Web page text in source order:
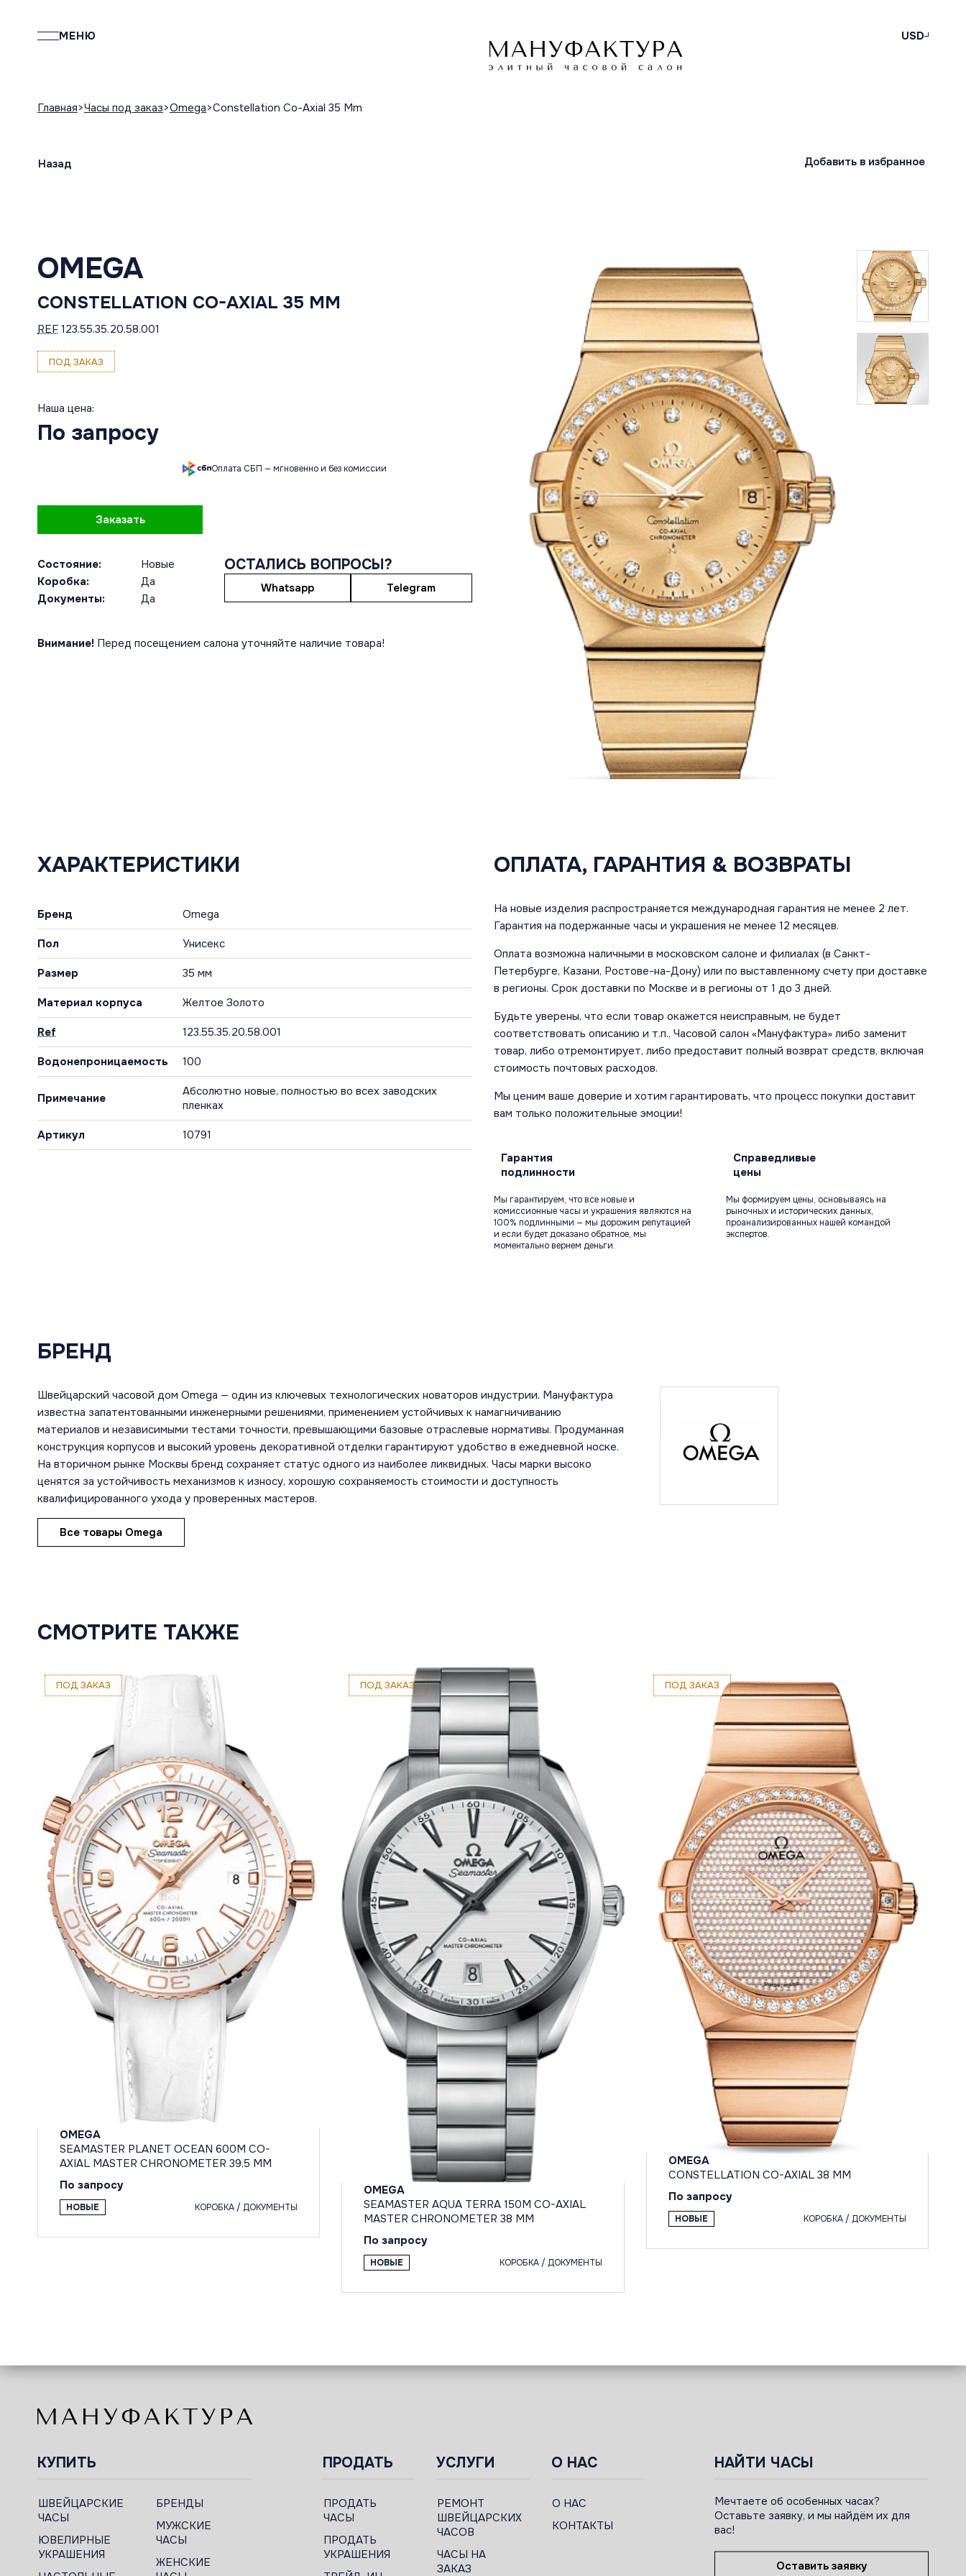
МЕНЮ USD
Главная Часы под заказ Omega Constellation Co-Axial 35 Mm
Назад Добавить в избранное
OMEGA
CONSTELLATION CO-AXIAL 35 MM
REF 123.55.35.20.58.001
ПОД ЗАКАЗ
Наша цена:
По запросу
Оплата СБП — мгновенно и без комиссии
Заказать
Состояние:
Новые
Коробка:
Да
Документы:
Да
ОСТАЛИСЬ ВОПРОСЫ?
Whatsapp Telegram
Внимание! Перед посещением салона уточняйте наличие товара!
ХАРАКТЕРИСТИКИ
Бренд Omega
Пол Унисекс
Размер 35 мм
Материал корпуса Желтое Золото
Ref 123.55.35.20.58.001
Водонепроницаемость 100
Примечание
Абсолютно новые, полностью во всех заводских
пленках
Артикул 10791
ОПЛАТА, ГАРАНТИЯ & ВОЗВРАТЫ
На новые изделия распространяется международная гарантия не менее 2 лет.
Гарантия на подержанные часы и украшения не менее 12 месяцев.
Оплата возможна наличными в московском салоне и филиалах (в Санкт-
Петербурге, Казани, Ростове-на-Дону) или по выставленному счету при доставке
в регионы. Срок доставки по Москве и в регионы от 1 до 3 дней.
Будьте уверены, что если товар окажется неисправным, не будет
соответствовать описанию и т.п., Часовой салон «Мануфактура» либо заменит
товар, либо отремонтирует, либо предоставит полный возврат средств, включая
стоимость почтовых расходов.
Мы ценим ваше доверие и хотим гарантировать, что процесс покупки доставит
вам только положительные эмоции!
Гарантия
подлинности
Мы гарантируем, что все новые и
комиссионные часы и украшения являются на
100% подлинными — мы дорожим репутацией
и если будет доказано обратное, мы
моментально вернем деньги.
Справедливые
цены
Мы формируем цены, основываясь на
рыночных и исторических данных,
проанализированных нашей командой
экспертов.
БРЕНД
Швейцарский часовой дом Omega — один из ключевых технологических новаторов индустрии. Мануфактура
известна запатентованными инженерными решениями, применением устойчивых к намагничиванию
материалов и независимыми тестами точности, превышающими базовые отраслевые нормативы. Продуманная
конструкция корпусов и высокий уровень декоративной отделки гарантируют удобство в ежедневной носке.
На вторичном рынке Москвы бренд сохраняет статус одного из наиболее ликвидных. Часы марки высоко
ценятся за устойчивость механизмов к износу, хорошую сохраняемость стоимости и доступность
квалифицированного ухода у проверенных мастеров.
Все товары Omega
СМОТРИТЕ ТАКЖЕ
ПОД ЗАКАЗ
OMEGA
SEAMASTER PLANET OCEAN 600M CO-
AXIAL MASTER CHRONOMETER 39,5 MM
По запросу
НОВЫЕ КОРОБКА / ДОКУМЕНТЫ
ПОД ЗАКАЗ
OMEGA
SEAMASTER AQUA TERRA 150M CO-AXIAL
MASTER CHRONOMETER 38 MM
По запросу
НОВЫЕ КОРОБКА / ДОКУМЕНТЫ
ПОД ЗАКАЗ
OMEGA
CONSTELLATION CO-AXIAL 38 MM
По запросу
НОВЫЕ КОРОБКА / ДОКУМЕНТЫ
КУПИТЬ
ШВЕЙЦАРСКИЕ
ЧАСЫ
ЮВЕЛИРНЫЕ
УКРАШЕНИЯ
БРЕНДЫ
МУЖСКИЕ
ЧАСЫ
ЖЕНСКИЕ
ПРОДАТЬ
ПРОДАТЬ
ЧАСЫ
ПРОДАТЬ
УКРАШЕНИЯ
УСЛУГИ
РЕМОНТ
ШВЕЙЦАРСКИХ
ЧАСОВ
ЧАСЫ НА
ЗАКАЗ
О НАС
О НАС
КОНТАКТЫ
НАЙТИ ЧАСЫ
Мечтаете об особенных часах?
Оставьте заявку, и мы найдём их для
вас!
Оставить заявку